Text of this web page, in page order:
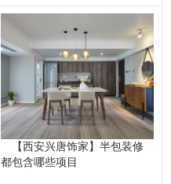
【西安兴唐饰家】半包装修
都包含哪些项目